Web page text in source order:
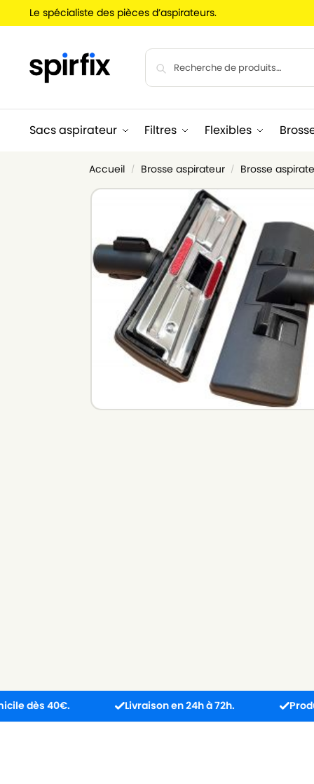
Le spécialiste des pièces d’aspirateurs.
Sacs aspirateur Filtres Flexibles
Accueil / Brosse aspirateur / Brosse
Livraison en 24h à 72h. Produit reçu